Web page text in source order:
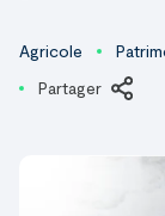
Agricole
Partager